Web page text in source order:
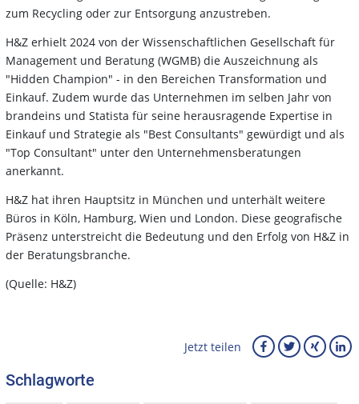
zum Recycling oder zur Entsorgung anzustreben.
H&Z erhielt 2024 von der Wissenschaftlichen Gesellschaft für
Management und Beratung (WGMB) die Auszeichnung als
"Hidden Champion" - in den Bereichen Transformation und
Einkauf. Zudem wurde das Unternehmen im selben Jahr von
brandeins und Statista für seine herausragende Expertise in
Einkauf und Strategie als "Best Consultants" gewürdigt und als
"Top Consultant" unter den Unternehmensberatungen
anerkannt.
H&Z hat ihren Hauptsitz in München und unterhält weitere
Büros in Köln, Hamburg, Wien und London. Diese geografische
Präsenz unterstreicht die Bedeutung und den Erfolg von H&Z in
der Beratungsbranche.
(Quelle: H&Z)
Jetzt teilen
Schlagworte